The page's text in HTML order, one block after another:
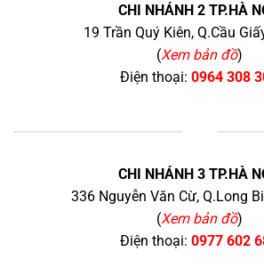
CHI NHÁNH 2 TP.HÀ
19 Trần Quý Kiên, Q.Cầu
(Xem bản đồ)
Điện thoại: 0964 308
CHI NHÁNH 3 TP.HÀ
336 Nguyễn Văn Cừ, Q.Long
(Xem bản đồ)
Điện thoại: 0977 602